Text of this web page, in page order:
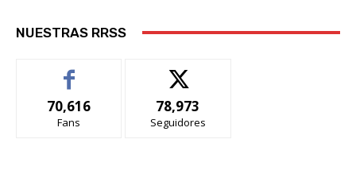
NUESTRAS RRSS
70,616
Fans
78,973
Seguidores